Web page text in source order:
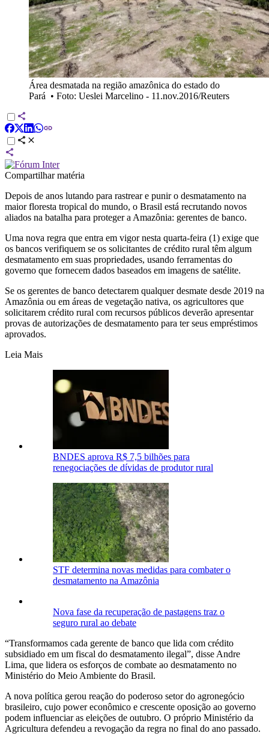
Área desmatada na região amazônica do estado do
Pará • Foto: Ueslei Marcelino - 11.nov.2016/Reuters
Compartilhar matéria
Depois de anos lutando para rastrear e punir o desmatamento na
maior floresta tropical do mundo, o Brasil está recrutando novos
aliados na batalha para proteger a Amazônia: gerentes de banco.
Uma nova regra que entra em vigor nesta quarta-feira (1) exige que
os bancos verifiquem se os solicitantes de crédito rural têm algum
desmatamento em suas propriedades, usando ferramentas do
governo que fornecem dados baseados em imagens de satélite.
Se os gerentes de banco detectarem qualquer desmate desde 2019 na
Amazônia ou em áreas de vegetação nativa, os agricultores que
solicitarem crédito rural com recursos públicos deverão apresentar
provas de autorizações de desmatamento para ter seus empréstimos
aprovados.
Leia Mais
BNDES aprova R$ 7,5 bilhões para
renegociações de dívidas de produtor rural
STF determina novas medidas para combater o
desmatamento na Amazônia
Nova fase da recuperação de pastagens traz o
seguro rural ao debate
“Transformamos cada gerente de banco que lida com crédito
subsidiado em um fiscal do desmatamento ilegal”, disse Andre
Lima, que lidera os esforços de combate ao desmatamento no
Ministério do Meio Ambiente do Brasil.
A nova política gerou reação do poderoso setor do agronegócio
brasileiro, cujo power econômico e crescente oposição ao governo
podem influenciar as eleições de outubro. O próprio Ministério da
Agricultura defendeu a revogação da regra no final do ano passado.